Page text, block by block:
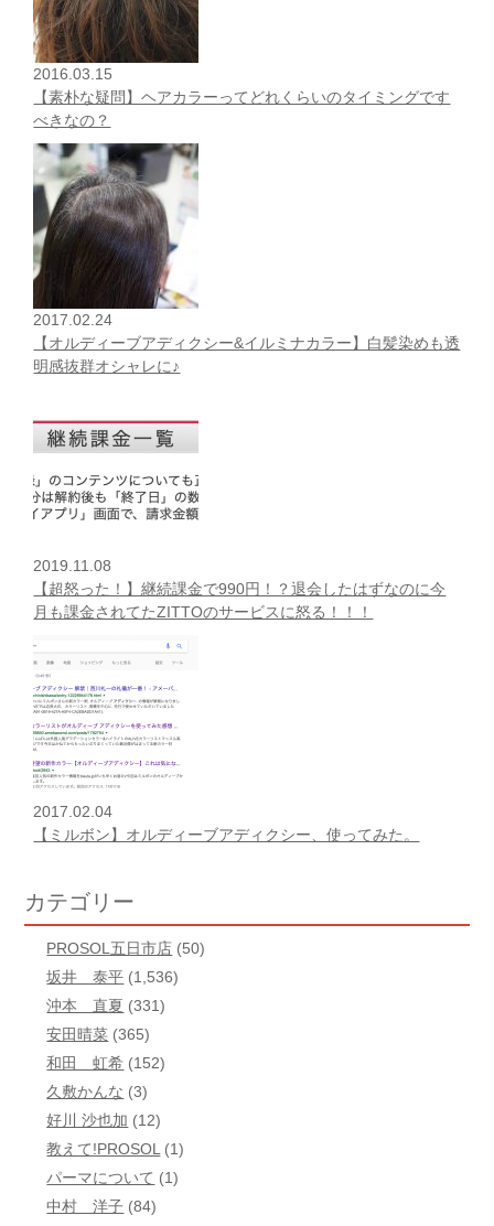
2016.03.15
【素朴な疑問】ヘアカラーってどれくらいのタイミングです
べきなの？
2017.02.24
【オルディーブアディクシー&イルミナカラー】白髪染めも透
明感抜群オシャレに♪
2019.11.08
【超怒った！】継続課金で990円！？退会したはずなのに今
月も課金されてたZITTOのサービスに怒る！！！
2017.02.04
【ミルボン】オルディーブアディクシー、使ってみた。
カテゴリー
PROSOL五日市店 (50)
坂井 泰平 (1,536)
沖本 直夏 (331)
安田晴菜 (365)
和田 虹希 (152)
久敷かんな (3)
好川 沙也加 (12)
教えて!PROSOL (1)
パーマについて (1)
中村 洋子 (84)